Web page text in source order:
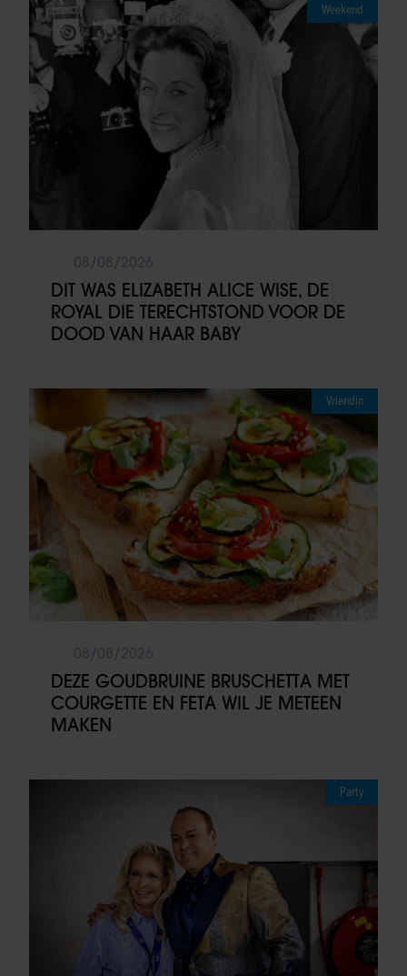
Weekend
DIT WAS ELIZABETH ALICE WISE, DE
ROYAL DIE TERECHTSTOND VOOR DE
DOOD VAN HAAR BABY
Vriendin
DEZE GOUDBRUINE BRUSCHETTA MET
COURGETTE EN FETA WIL JE METEEN
MAKEN
Party